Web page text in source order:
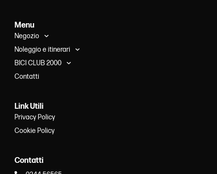
Menu
Negozio
Noleggio e itinerari
BICI CLUB 2000
Contatti
Link Utili
Privacy Policy
Cookie Policy
Contatti